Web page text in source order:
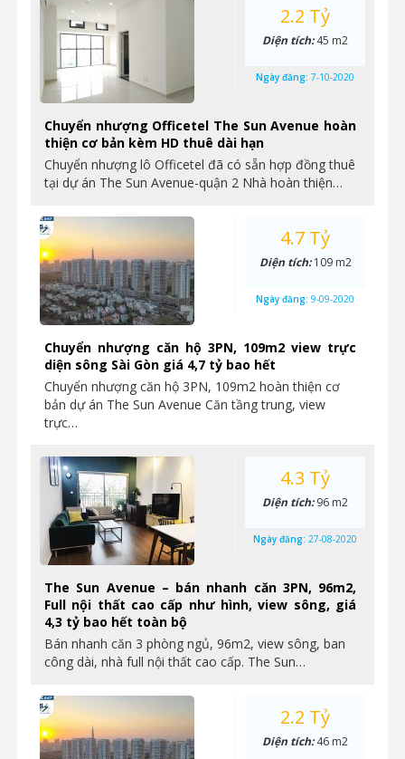
Chuyển nhượng Officetel The Sun Avenue hoàn
thiện cơ bản kèm HD thuê dài hạn
Chuyển nhượng lô Officetel đã có sẵn hợp đồng thuê
tại dự án The Sun Avenue-quận 2 Nhà hoàn thiện…
2.2 Tỷ
Diện tích:45 m2
Ngày đăng: 7-10-2020
Chuyển nhượng căn hộ 3PN, 109m2 view trực
diện sông Sài Gòn giá 4,7 tỷ bao hết
Chuyển nhượng căn hộ 3PN, 109m2 hoàn thiện cơ
bản dự án The Sun Avenue Căn tầng trung, view
trực…
4.7 Tỷ
Diện tích:109 m2
Ngày đăng: 9-09-2020
The Sun Avenue – bán nhanh căn 3PN, 96m2,
Full nội thất cao cấp như hình, view sông, giá
4,3 tỷ bao hết toàn bộ
Bán nhanh căn 3 phòng ngủ, 96m2, view sông, ban
công dài, nhà full nội thất cao cấp. The Sun…
4.3 Tỷ
Diện tích:96 m2
Ngày đăng: 27-08-2020
2.2 Tỷ
Diện tích:46 m2